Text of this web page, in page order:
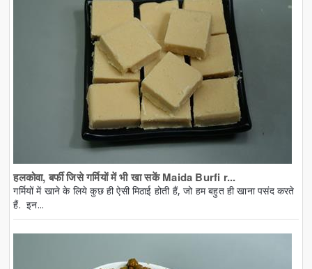
हलकोवा, बर्फी जिसे गर्मियों में भी खा सकें Maida Burfi r...
गर्मियों में खाने के लिये कुछ ही ऐसी मिठाई होती हैं, जो हम बहुत ही खाना पसंद करते
हैं. इन...